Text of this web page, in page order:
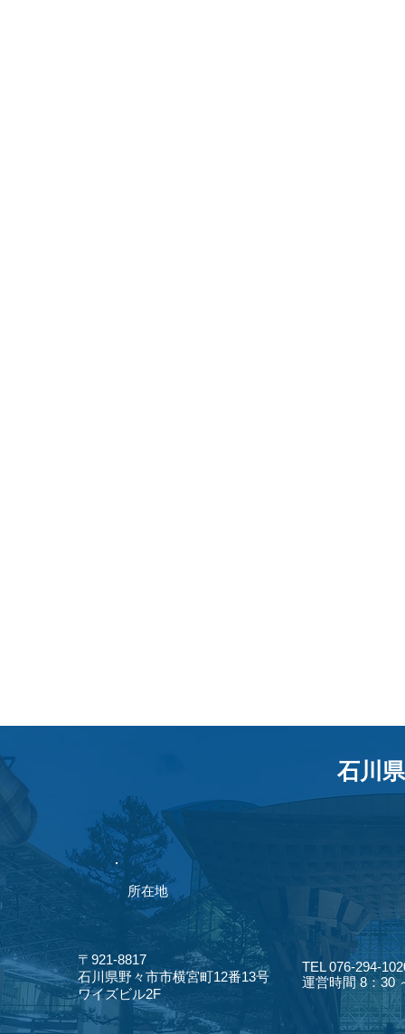
石川
​所在地
〒921-8817
​石川県野々市市横宮町12番13号
​ワイズビル2F
TEL 076-294-
運営時間 8：30